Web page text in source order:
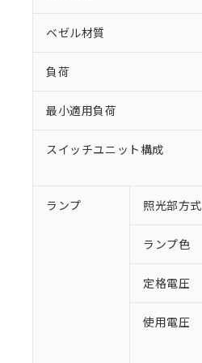
ベゼル材質
負荷
最小適用負荷
スイッチユニット構成
ランプ 照光部方式
ランプ色
定格電圧
使用電圧